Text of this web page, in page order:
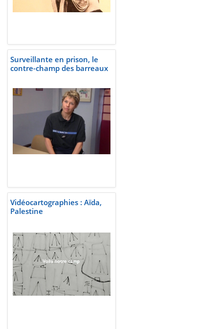
Surveillante en prison, le
contre-champ des barreaux
Vidéocartographies : Aïda,
Palestine